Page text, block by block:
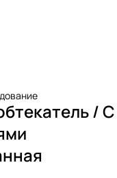
/ С